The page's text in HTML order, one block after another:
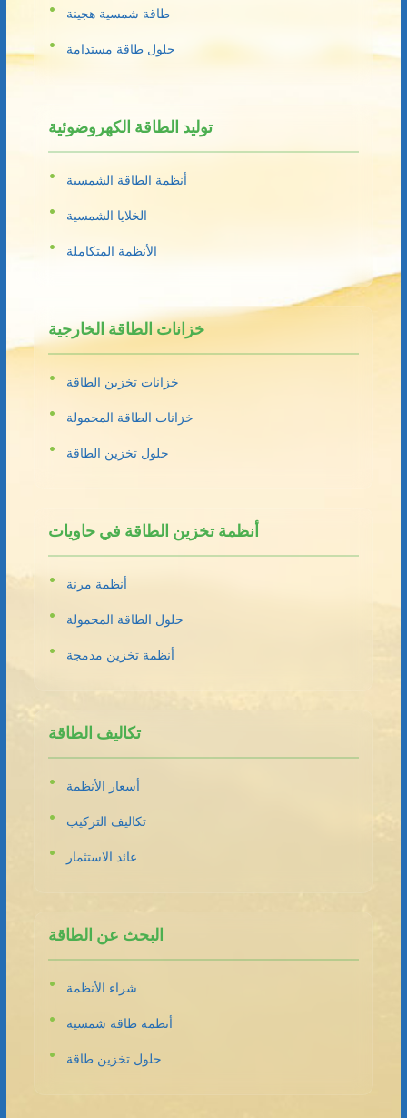
طاقة شمسية هجينة
حلول طاقة مستدامة
توليد الطاقة الكهروضوئية
أنظمة الطاقة الشمسية
الخلايا الشمسية
الأنظمة المتكاملة
خزانات الطاقة الخارجية
خزانات تخزين الطاقة
خزانات الطاقة المحمولة
حلول تخزين الطاقة
أنظمة تخزين الطاقة في حاويات
أنظمة مرنة
حلول الطاقة المحمولة
أنظمة تخزين مدمجة
تكاليف الطاقة
أسعار الأنظمة
تكاليف التركيب
عائد الاستثمار
البحث عن الطاقة
شراء الأنظمة
أنظمة طاقة شمسية
حلول تخزين طاقة